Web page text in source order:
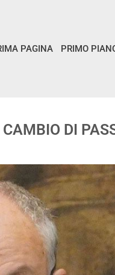
PAGINA PRIMO
CAMBIO DI